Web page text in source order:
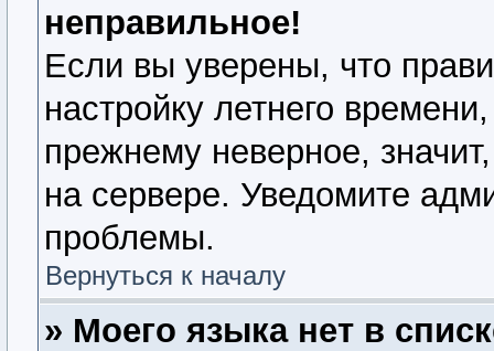
неправильное!
Если вы уверены, что
настройку летнего
прежнему неверное,
на сервере. Уведомите
проблемы.
Вернуться к началу
» Моего языка нет в